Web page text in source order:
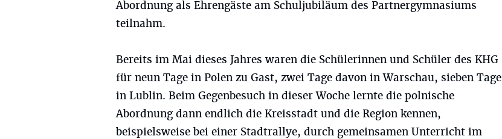
Abordnung als Ehrengäste am Schuljubiläum des Partnergymnasiums
teilnahm.
Bereits im Mai dieses Jahres waren die Schülerinnen und Schüler des KHG
für neun Tage in Polen zu Gast, zwei Tage davon in Warschau, sieben Tage
in Lublin. Beim Gegenbesuch in dieser Woche lernte die polnische
Abordnung dann endlich die Kreisstadt und die Region kennen,
beispielsweise bei einer Stadtrallye, durch gemeinsamen Unterricht im